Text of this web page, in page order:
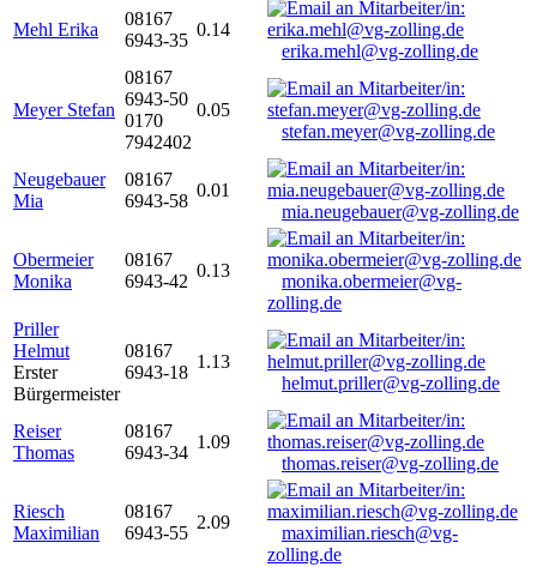
Mehl Erika
08167
6943-35
0.14
erika.mehl@vg-zolling.de
Meyer Stefan
08167
6943-50
0170
7942402
0.05
stefan.meyer@vg-zolling.de
Neugebauer
Mia
08167
6943-58
0.01
mia.neugebauer@vg-zolling.de
Obermeier
Monika
08167
6943-42
0.13
monika.obermeier@vg-
zolling.de
Priller
Helmut
Erster
Bürgermeister
08167
6943-18
1.13
helmut.priller@vg-zolling.de
Reiser
Thomas
08167
6943-34
1.09
thomas.reiser@vg-zolling.de
Riesch
Maximilian
08167
6943-55
2.09
maximilian.riesch@vg-
zolling.de